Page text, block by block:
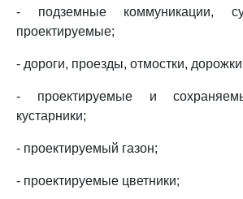
- подземные коммуникации,
проектируемые;
- дороги, проезды, отмостки,
- проектируемые и
кустарники;
- проектируемый газон;
- проектируемые цветники;